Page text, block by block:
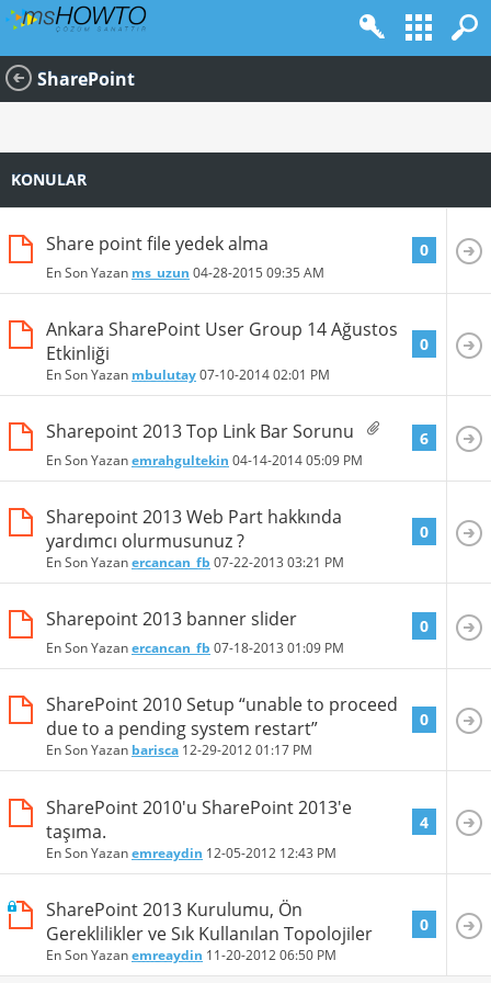
SharePoint
KONULAR
Share point file yedek alma
En Son Yazan ms_uzun 04-28-2015 09:35 AM
0
Ankara SharePoint User Group 14 Ağustos
Etkinliği
En Son Yazan mbulutay07-10-201402:01 PM
0
Sharepoint 2013 Top Link Bar Sorunu
En Son Yazanemrahgultekin 04-14-201405:09 PM
6
Sharepoint 2013 Web Part hakkında
yardımcı olurmusunuz ?
En Son Yazanercancan_fb 07-22-2013 03:21 PM
0
Sharepoint 2013 banner slider
En Son Yazanercancan_fb 07-18-2013 01:09 PM
0
SharePoint 2010 Setup “unable to proceed
due to a pending system restart”
En Son Yazan barisca 12-29-201201:17 PM
0
SharePoint 2010'u SharePoint 2013'e
taşıma.
En Son Yazanemreaydin 12-05-2012 12:43 PM
4
SharePoint 2013 Kurulumu, Ön
Gereklilikler ve Sık Kullanılan Topolojiler
En Son Yazanemreaydin 11-20-201206:50 PM
0